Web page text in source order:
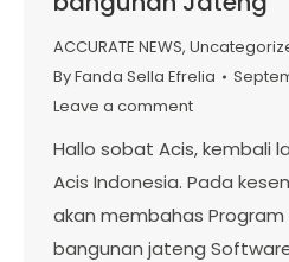
ACCURATE NEWS,
ByFanda Sella Efrelia
Leave a comment
Hallo sobat Acis, kembali
Acis Indonesia. Pada
akan membahas
bangunan jateng